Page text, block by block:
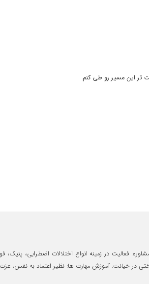
تر این مسیر رو طی کنم
من خیلی دلم میخواد روان سالمی داشته باشم و
فعالیت در زمینه انواع اختلالات اضطرابی،
در خیانت. آموزش مهارت ها: نظیر اعتماد به نفس،